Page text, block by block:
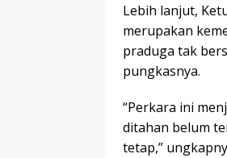
Lebih lanjut,
merupakan
praduga tak
pungkasnya.
“Perkara ini
ditahan belum
tetap,”